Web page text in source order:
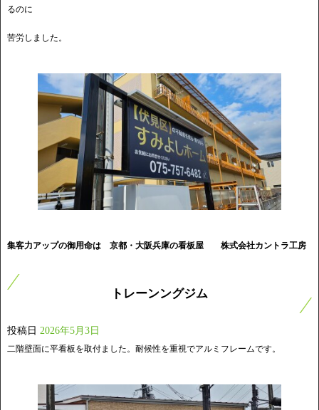
るのに
苦労しました。
集客力アップの御用命は 京都・大阪兵庫の看板屋 株式会社カントラ工房
トレーンングジム
投稿日 2026年5月3日
二階壁面に平看板を取付ました。耐候性を重視でアルミフレームです。